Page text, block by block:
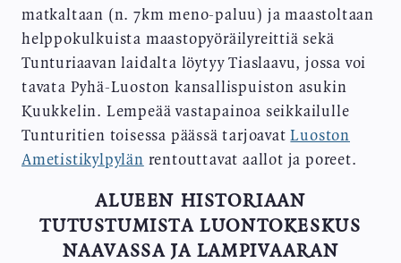
matkaltaan (n. 7km meno-paluu) ja maastoltaan
helppokulkuista maastopyöräilyreittiä sekä
Tunturiaavan laidalta löytyy Tiaslaavu, jossa voi
tavata Pyhä-Luoston kansallispuiston asukin
Kuukkelin. Lempeää vastapainoa seikkailulle
Tunturitien toisessa päässä tarjoavatLuoston
Ametistikylpylän rentouttavat aallot ja poreet.
ALUEEN HISTORIAAN
TUTUSTUMISTA LUONTOKESKUS
NAAVASSA JA LAMPIVAARAN